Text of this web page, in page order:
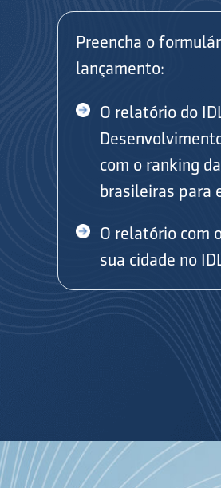
Preencha o
lançamento:
O relatório do
com o ranking
brasileiras para
O relatório com
sua cidade no